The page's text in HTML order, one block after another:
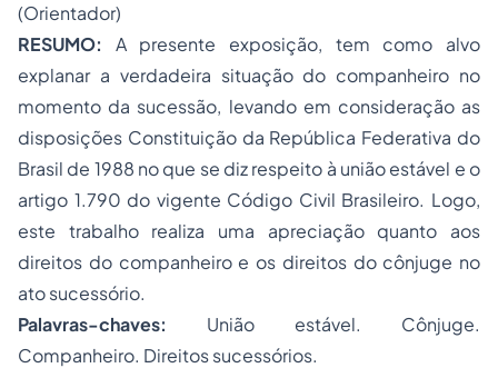
(Orientador)
RESUMO: A presente exposição, tem como alvo
explanar a verdadeira situação do companheiro no
momento da sucessão, levando em consideração as
disposições Constituição da República Federativa do
Brasil de 1988 no que se diz respeito à união estável e o
artigo 1.790 do vigente Código Civil Brasileiro. Logo,
este trabalho realiza uma apreciação quanto aos
direitos do companheiro e os direitos do cônjuge no
ato sucessório.
Palavras-chaves: União estável. Cônjuge.
Companheiro. Direitos sucessórios.